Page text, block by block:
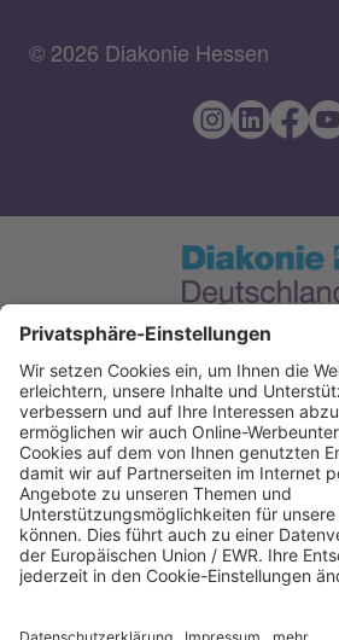
© 2026 Diakonie Hessen
Spendenkonto Diakonie
Evangelische Bank eG.
IBAN: